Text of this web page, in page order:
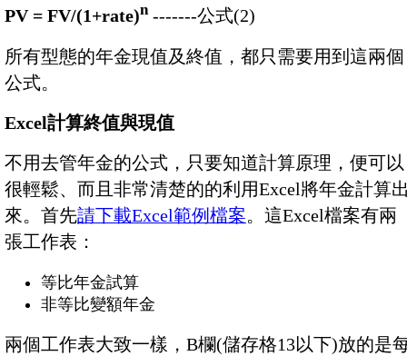
PV = FV/(1+rate)n-------公式(2)
所有型態的年金現值及終值，都只需要用到這兩個
公式。
Excel計算終值與現值
不用去管年金的公式，只要知道計算原理，便可以
很輕鬆、而且非常清楚的的利用Excel將年金計算
來。首先請下載Excel範例檔案。這Excel檔案有兩
張工作表：
等比年金試算
非等比變額年金
兩個工作表大致一樣，B欄(儲存格13以下)放的是